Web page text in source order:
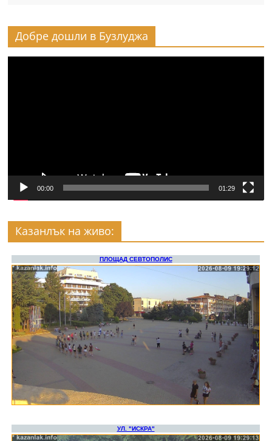
Добре дошли в Бузлуджа
00:00 01:29
Казанлък на живо: